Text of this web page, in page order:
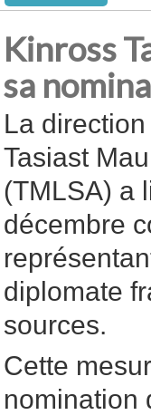
Kinross
sa
La
Tasiast
(TMLSA) a
décembre
diplomate
sources.
Cette
nomination